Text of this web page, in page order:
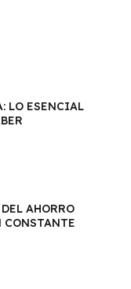
LO ESENCIAL
AHORRO